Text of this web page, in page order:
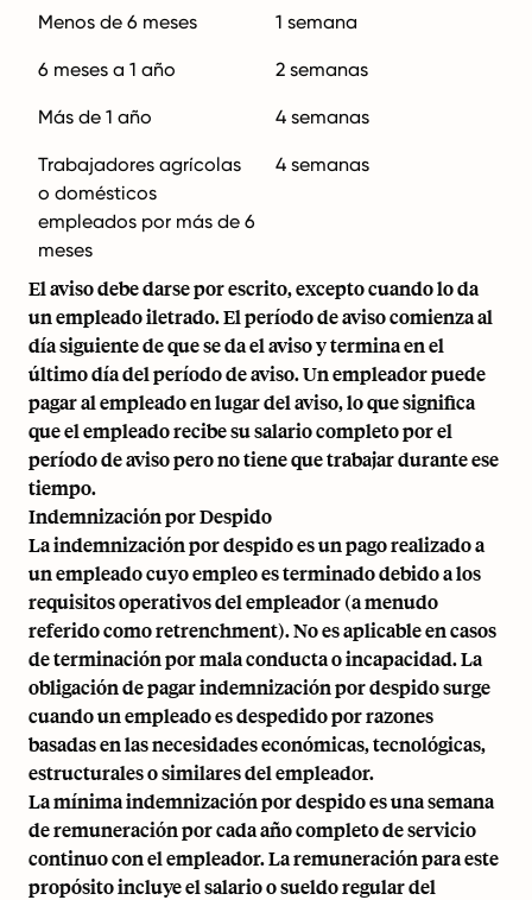
Menos de 6 meses 1 semana
6 meses a 1 año 2 semanas
Más de 1 año 4 semanas
Trabajadores agrícolas
o domésticos
empleados por más de 6
meses
4 semanas
El aviso debe darse por escrito, excepto cuando lo da
un empleado iletrado. El período de aviso comienza al
día siguiente de que se da el aviso y termina en el
último día del período de aviso. Un empleador puede
pagar al empleado en lugar del aviso, lo que significa
que el empleado recibe su salario completo por el
período de aviso pero no tiene que trabajar durante ese
tiempo.
Indemnización por Despido
La indemnización por despido es un pago realizado a
un empleado cuyo empleo es terminado debido a los
requisitos operativos del empleador (a menudo
referido como retrenchment). No es aplicable en casos
de terminación por mala conducta o incapacidad. La
obligación de pagar indemnización por despido surge
cuando un empleado es despedido por razones
basadas en las necesidades económicas, tecnológicas,
estructurales o similares del empleador.
La mínima indemnización por despido es una semana
de remuneración por cada año completo de servicio
continuo con el empleador. La remuneración para este
propósito incluye el salario o sueldo regular del